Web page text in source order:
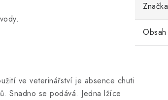
ve veterinářství je absence chuti
Snadno se podává. Jedna lžíce
Značka
Obsah